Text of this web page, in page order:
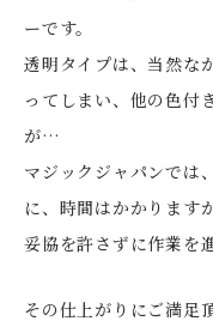
ーです。
透明タイプは、当然な
ってしまい、他の色付
が…
マジックジャパンでは
に、時間はかかります
妥協を許さずに作業を
その仕上がりにご満足